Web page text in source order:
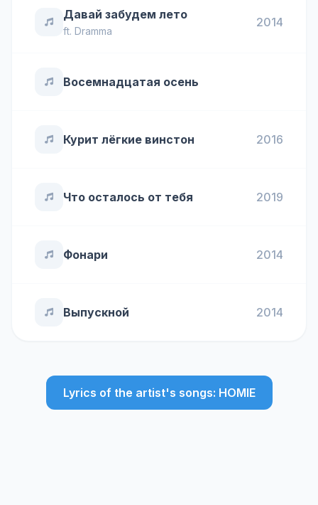
Давай забудем лето
ft. Dramma
2014
Восемнадцатая осень
Курит лёгкие винстон 2016
Что осталось от тебя 2019
Фонари 2014
Выпускной 2014
Lyrics of the artist's songs: HOMIE